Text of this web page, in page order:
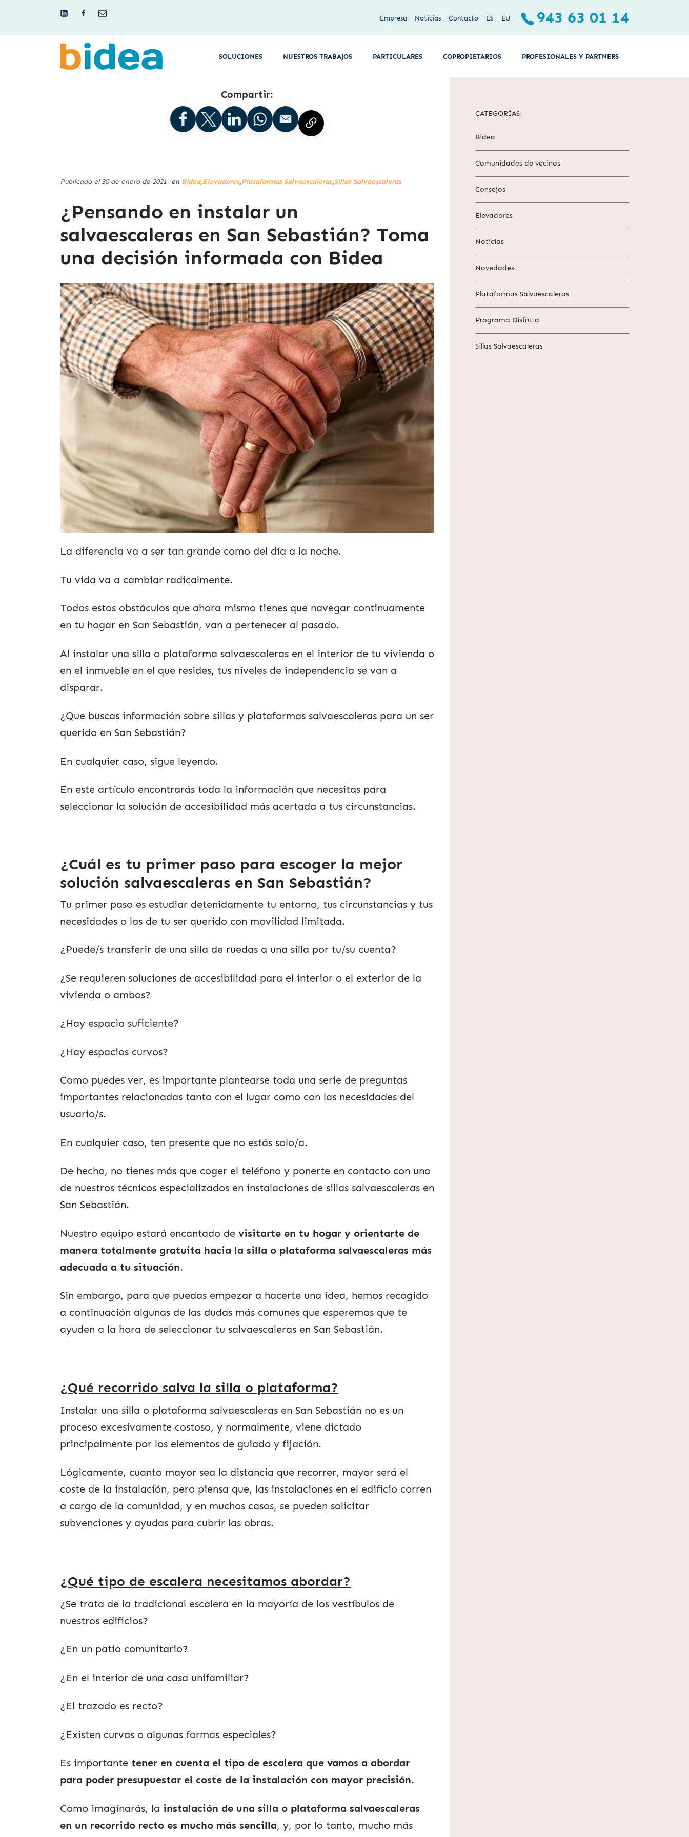
Empresa Noticias Contacto ES EU 943 63 01 14
SOLUCIONES NUESTROS TRABAJOS PARTICULARES COPROPIETARIOS PROFESIONALES Y PARTNERS
Compartir:
Publicado el 30 de enero de 2021 en Bidea,Elevadores,Plataformas Salvaescaleras,Sillas Salvaescaleras
¿Pensando en instalar un
salvaescaleras en San Sebastián? Toma
una decisión informada con Bidea
La diferencia va a ser tan grande como del día a la noche.
Tu vida va a cambiar radicalmente.
Todos estos obstáculos que ahora mismo tienes que navegar continuamente
en tu hogar en San Sebastián, van a pertenecer al pasado.
Al instalar una silla o plataforma salvaescaleras en el interior de tu vivienda o
en el inmueble en el que resides, tus niveles de independencia se van a
disparar.
¿Que buscas información sobre sillas y plataformas salvaescaleras para un ser
querido en San Sebastián?
En cualquier caso, sigue leyendo.
En este artículo encontrarás toda la información que necesitas para
seleccionar la solución de accesibilidad más acertada a tus circunstancias.
¿Cuál es tu primer paso para escoger la mejor
solución salvaescaleras en San Sebastián?
Tu primer paso es estudiar detenidamente tu entorno, tus circunstancias y tus
necesidades o las de tu ser querido con movilidad limitada.
¿Puede/s transferir de una silla de ruedas a una silla por tu/su cuenta?
¿Se requieren soluciones de accesibilidad para el interior o el exterior de la
vivienda o ambos?
¿Hay espacio suficiente?
¿Hay espacios curvos?
Como puedes ver, es importante plantearse toda una serie de preguntas
importantes relacionadas tanto con el lugar como con las necesidades del
usuario/s.
En cualquier caso, ten presente que no estás solo/a.
De hecho, no tienes más que coger el teléfono y ponerte en contacto con uno
de nuestros técnicos especializados en instalaciones de sillas salvaescaleras en
San Sebastián.
Nuestro equipo estará encantado de visitarte en tu hogar y orientarte de
manera totalmente gratuita hacia la silla o plataforma salvaescaleras más
adecuada a tu situación.
Sin embargo, para que puedas empezar a hacerte una idea, hemos recogido
a continuación algunas de las dudas más comunes que esperemos que te
ayuden a la hora de seleccionar tu salvaescaleras en San Sebastián.
¿Qué recorrido salva la silla o plataforma?
Instalar una silla o plataforma salvaescaleras en San Sebastián no es un
proceso excesivamente costoso, y normalmente, viene dictado
principalmente por los elementos de guiado y fijación.
Lógicamente, cuanto mayor sea la distancia que recorrer, mayor será el
coste de la instalación, pero piensa que, las instalaciones en el edificio corren
a cargo de la comunidad, y en muchos casos, se pueden solicitar
subvenciones y ayudas para cubrir las obras.
¿Qué tipo de escalera necesitamos abordar?
¿Se trata de la tradicional escalera en la mayoría de los vestíbulos de
nuestros edificios?
¿En un patio comunitario?
¿En el interior de una casa unifamiliar?
¿El trazado es recto?
¿Existen curvas o algunas formas especiales?
Es importante tener en cuenta el tipo de escalera que vamos a abordar
para poder presupuestar el coste de la instalación con mayor precisión.
Como imaginarás, la instalación de una silla o plataforma salvaescaleras
en un recorrido recto es mucho más sencilla, y, por lo tanto, mucho más
CATEGORÍAS
Bidea
Comunidades de vecinos
Consejos
Elevadores
Noticias
Novedades
Plataformas Salvaescaleras
Programa Disfruta
Sillas Salvaescaleras